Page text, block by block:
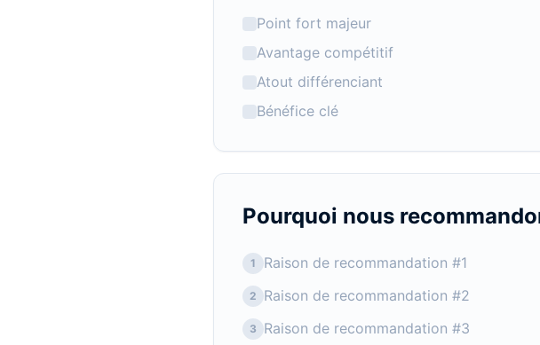
Point fort majeur
Avantage compétitif
Atout différenciant
Bénéfice clé
Pourquoi nous
1 Raison de recommandation #1
2 Raison de recommandation #2
3 Raison de recommandation #3